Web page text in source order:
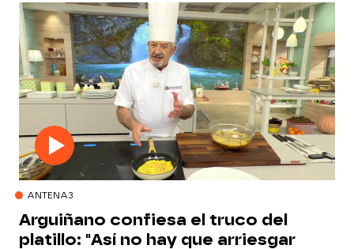
ANTENA3
Arguiñano confiesa el truco del
platillo: "Así no hay que arriesgar